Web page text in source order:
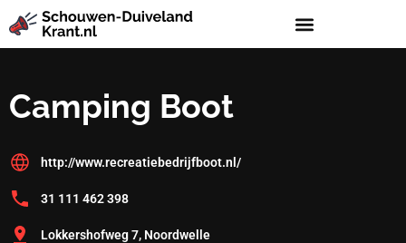
Camping Boot
http://www.recreatiebedrijfboot.nl/
31 111 462 398
Lokkershofweg 7, Noordwelle